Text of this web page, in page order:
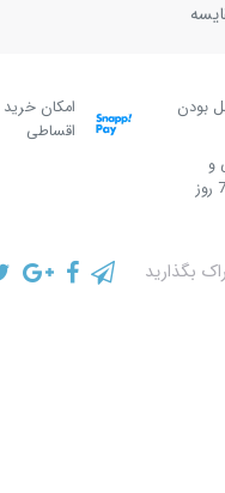
بودن
امکان خرید
اقساطی
و
مشاوره در 7 روز
بگذارید